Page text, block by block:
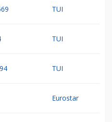
TUI
TUI
TUI
Eurostar